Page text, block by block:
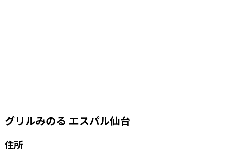
グリルみのる エスパル仙台
住所